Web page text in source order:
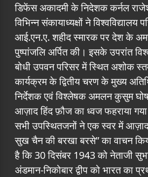
डिफेंस अकादमी के निदेशक कर्नल
विभिन्न संकायाध्यक्षों ने विश्वविद्यालय
आई.एन.ए. शहीद स्मारक पर देश के
पुष्पांजलि अर्पित की। इसके उपरांत
बोधी उपवन परिसर में स्थित अशोक
कार्यक्रम के द्वितीय चरण के मुख्य
निर्देशक एवं विश्लेषक अमलन कुसुम घोष
आज़ाद हिंद फ़ौज का ध्वज फहराया
सभी उपस्थितजनों ने एक स्वर में
सुख चैन की बरखा बरसे” का वाचन
है कि 30 दिसंबर 1943 को नेताजी
अंडमान-निकोबार द्वीप को भारत का